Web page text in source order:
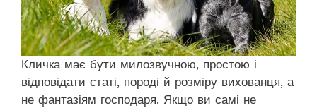
Кличка має бути милозвучною, простою і
відповідати статі, породі й розміру вихованця, а
не фантазіям господаря. Якщо ви самі не